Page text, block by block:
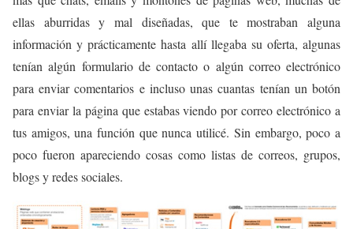
ellas aburridas y mal diseñadas, que te mostraban alguna
información y prácticamente hasta allí llegaba su oferta, algunas
tenían algún formulario de contacto o algún correo electrónico
para enviar comentarios e incluso unas cuantas tenían un botón
para enviar la página que estabas viendo por correo electrónico a
tus amigos, una función que nunca utilicé. Sin embargo, poco a
poco fueron apareciendo cosas como listas de correos, grupos,
blogs y redes sociales.